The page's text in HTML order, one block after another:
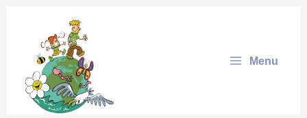
contenu
Menu